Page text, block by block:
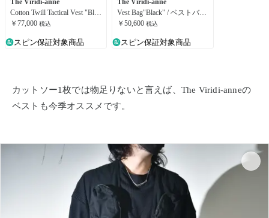
The Viridi-anne
Cotton Twill Tactical Vest "Black" / 綿ツイルタクティカルベスト"ブラック"
￥77,000 税込
スピン保証対象商品
The Viridi-anne
Vest Bag"Black" / ベストバッグ"ブラック"
￥50,600 税込
スピン保証対象商品
カットソー1枚では物足りないと言えば、The Viridi-anneの
ベストも今季オススメです。